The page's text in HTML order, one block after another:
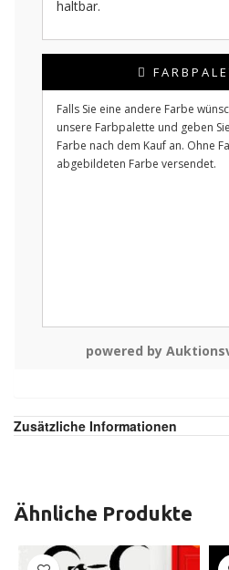
haltbar.
Falls Sie eine andere Farbe
unsere Farbpalette und geben
Farbe nach dem Kauf an. Ohne
abgebildeten Farbe versendet.
powered by
Zusätzliche Informationen
Ähnliche Produkte